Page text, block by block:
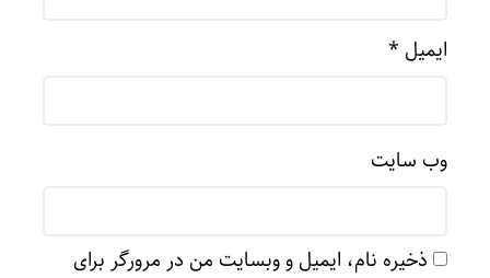
ایمیل *
وب‌ سایت
ذخیره نام، ایمیل و وبسایت من در مرورگر برای